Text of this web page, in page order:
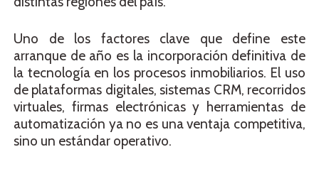
Uno de los factores clave que define este
arranque de año es la incorporación definitiva de
la tecnología en los procesos inmobiliarios. El uso
de plataformas digitales, sistemas CRM, recorridos
virtuales, firmas electrónicas y herramientas de
automatización ya no es una ventaja competitiva,
sino un estándar operativo.